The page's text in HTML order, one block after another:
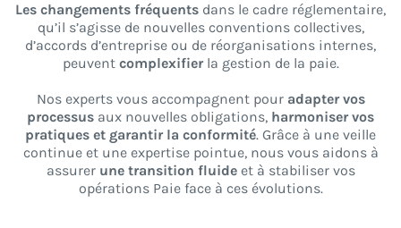
Les changements fréquents dans le cadre réglementaire,
qu’il s’agisse de nouvelles conventions collectives,
d’accords d’entreprise ou de réorganisations internes,
peuvent complexifierla gestion de la paie.
Nos experts vous accompagnent pour adapter vos
processus aux nouvelles obligations, harmoniser vos
pratiques et garantir la conformité. Grâce à une veille
continue et une expertise pointue, nous vous aidons à
assurer une transition fluideet à stabiliser vos
opérations Paie face à ces évolutions.